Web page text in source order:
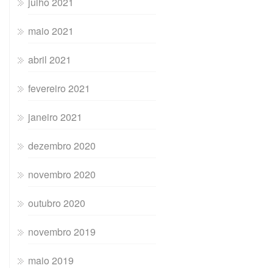
maio 2021
abril 2021
fevereiro 2021
janeiro 2021
dezembro 2020
novembro 2020
outubro 2020
novembro 2019
maio 2019